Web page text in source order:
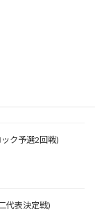
ク予選2回戦)
代表決定戦)